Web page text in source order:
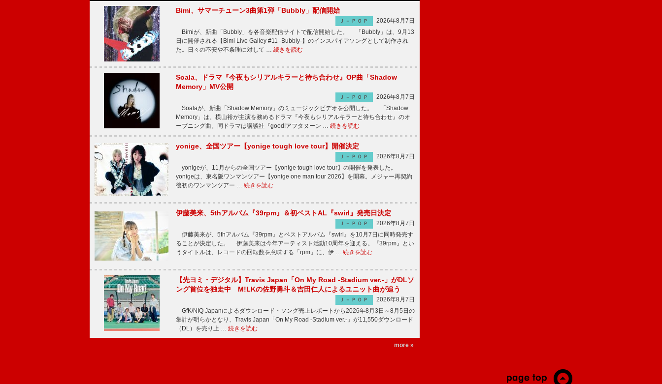
Bimi、サマーチューン3曲第1弾「Bubbly」配信開始
Ｊ－ＰＯＰ
2026年8月7日
Bimiが、新曲「Bubbly」を各音楽配信サイトで配信開始した。 「Bubbly」は、9月13
日に開催される【Bimi Live Galley #11 -Bubbly-】のインスパイアソングとして制作され
た。日々の不安や不条理に対して … 続きを読む
Soala、ドラマ『今夜もシリアルキラーと待ち合わせ』OP曲「Shadow
Memory」MV公開
Ｊ－ＰＯＰ
2026年8月7日
Soalaが、新曲「Shadow Memory」のミュージックビデオを公開した。 「Shadow
Memory」は、横山裕が主演を務めるドラマ『今夜もシリアルキラーと待ち合わせ』のオ
ープニング曲。同ドラマは講談社『good!アフタヌーン … 続きを読む
yonige、全国ツアー【yonige tough love tour】開催決定
Ｊ－ＰＯＰ
2026年8月7日
yonigeが、11月からの全国ツアー【yonige tough love tour】の開催を発表した。
yonigeは、東名阪ワンマンツアー【yonige one man tour 2026】を開幕。メジャー再契約
後初のワンマンツアー … 続きを読む
伊藤美来、5thアルバム『39rpm』＆初ベストAL『swirl』発売日決定
Ｊ－ＰＯＰ
2026年8月7日
伊藤美来が、5thアルバム『39rpm』とベストアルバム『swirl』を10月7日に同時発売す
ることが決定した。 伊藤美来は今年アーティスト活動10周年を迎える。『39rpm』とい
うタイトルは、レコードの回転数を意味する「rpm」に、伊 … 続きを読む
【先ヨミ・デジタル】Travis Japan「On My Road -Stadium ver.-」がDLソ
ング首位を独走中 M!LKの佐野勇斗＆吉田仁人によるユニット曲が追う
Ｊ－ＰＯＰ
2026年8月7日
GfK/NIQ Japanによるダウンロード・ソング売上レポートから2026年8月3日～8月5日の
集計が明らかとなり、Travis Japan「On My Road -Stadium ver.-」が11,550ダウンロード
（DL）を売り上 … 続きを読む
more »